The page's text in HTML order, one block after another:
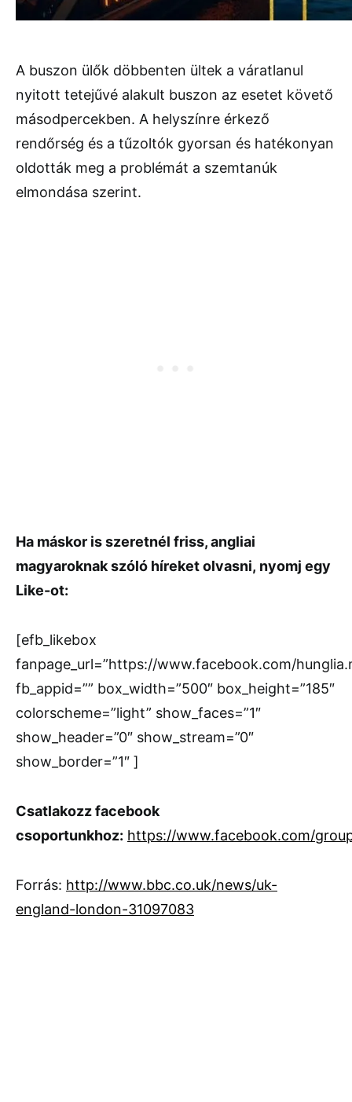
A buszon ülők döbbenten ültek a váratlanul
nyitott tetejűvé alakult buszon az esetet követő
másodpercekben. A helyszínre érkező
rendőrség és a tűzoltók gyorsan és hatékonyan
oldották meg a problémát a szemtanúk
elmondása szerint.
Ha máskor is szeretnél friss, angliai
magyaroknak szóló híreket olvasni, nyomj egy
Like-ot:
[efb_likebox
fanpage_url=”https://www.facebook.com/
fb_appid=”” box_width=”500″ box_height=”185″
colorscheme=”light” show_faces=”1″
show_header=”0″ show_stream=”0″
show_border=”1″ ]
Csatlakozz facebook
csoportunkhoz: https://www.facebook.com/
Forrás: http://www.bbc.co.uk/news/uk-
england-london-31097083